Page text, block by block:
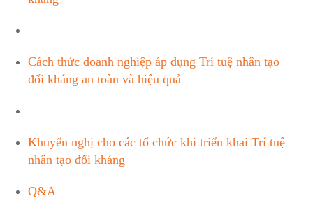
Cách thức doanh nghiệp‌ áp dụng Trí tuệ⁢ nhân tạo
‌đối kháng an toàn và hiệu quả
Khuyến nghị cho các tổ ⁢chức khi triển ​khai Trí tuệ
⁤nhân​ tạo đối ‌kháng
Q&A